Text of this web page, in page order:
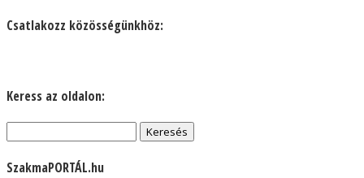
Csatlakozz közösségünkhöz:
Keress az oldalon:
SzakmaPORTÁL.hu